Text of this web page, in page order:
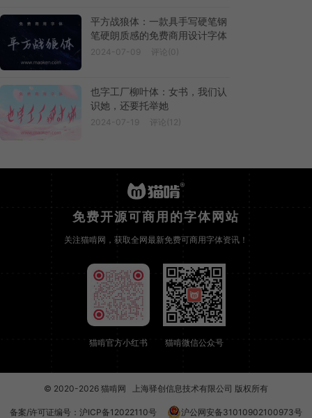
平方战狼体：一款具手写硬笔钢
笔硬朗质感的免费商用设计字体
2024-07-09 评论(0)
也字工厂柳叶体：女书，我们认
识她，还要托举她
2024-07-19 评论(12)
免费开源可商用的字体网站
关注猫啃网，获取全网最新免费可商用字体资讯！
猫啃官方小红书 猫啃微信公众号
© 2020-2026 猫啃网 上海驿创信息技术有限公司 版权所有
备案/许可证编号： 沪ICP备12022110号 沪公网安备31010902100973号